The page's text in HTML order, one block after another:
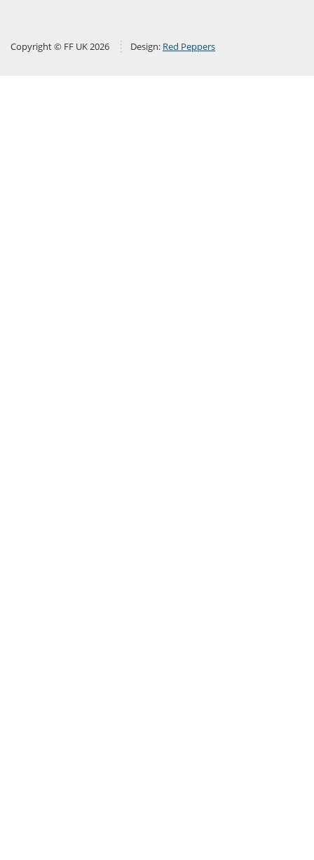
Copyright © FF UK 2026 Design: Red Peppers